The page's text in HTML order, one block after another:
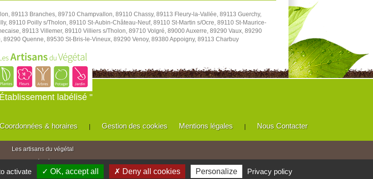
89113 Branches, 89710 Champvallon, 89110 Chassy, 89113 Fleury-la-Vallée, 89113 Guerchy,
89110 Poilly s/Tholon, 89110 St-Aubin-Château-Neuf, 89110 St-Martin s/Ocre, 89110 St-Maurice-
89113 Villemer, 89110 Villiers s/Tholon, 89710 Volgré, 89000 Auxerre, 89290 Vaux, 89290
Quenne, 89530 St-Bris-le-Vineux, 89290 Venoy, 89380 Appoigny, 89113 Charbuy
labélisé "
Coordonnées & horaires | Gestion des cookies Mentions légales | Nous Contacter
Les artisans du végétal
et pépinièristes de France
activate ✓ OK, accept all ✗ Deny all cookies Personalize Privacy policy